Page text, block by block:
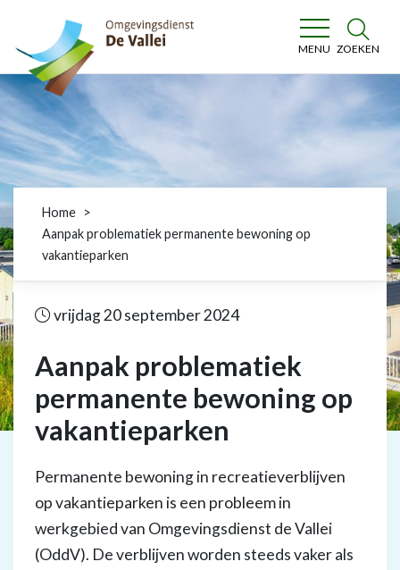
Omgevingsdienst De Vallei
MENU ZOEKEN
Home
Aanpak problematiek permanente bewoning op
vakantieparken
vrijdag 20 september 2024
Aanpak problematiek
permanente bewoning op
vakantieparken
Permanente bewoning in recreatieverblijven
op vakantieparken is een probleem in
werkgebied van Omgevingsdienst de Vallei
(OddV). De verblijven worden steeds vaker als